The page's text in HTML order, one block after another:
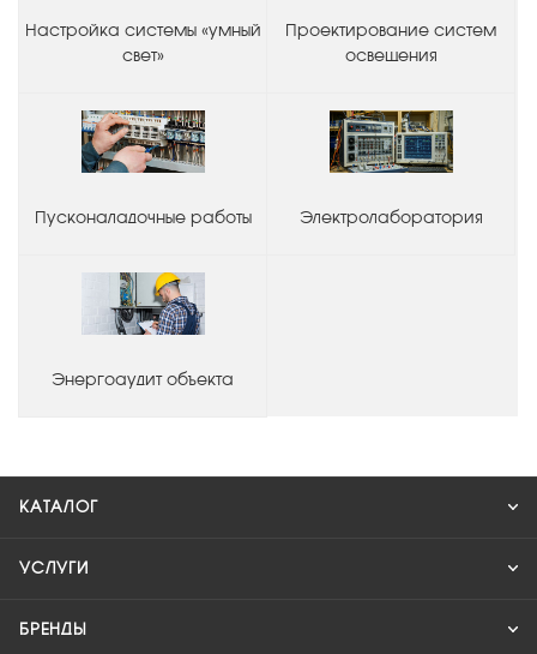
Настройка системы «умный
свет»
Проектирование систем
освещения
Пусконаладочные работы Электролаборатория
Энергоаудит объекта
КАТАЛОГ
УСЛУГИ
БРЕНДЫ